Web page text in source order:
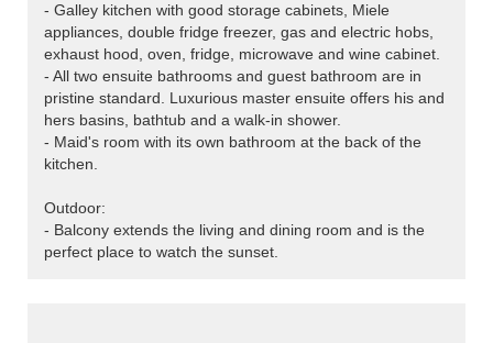
- Galley kitchen with good storage cabinets, Miele
appliances, double fridge freezer, gas and electric hobs,
exhaust hood, oven, fridge, microwave and wine cabinet.
- All two ensuite bathrooms and guest bathroom are in
pristine standard. Luxurious master ensuite offers his and
hers basins, bathtub and a walk-in shower.
- Maid's room with its own bathroom at the back of the
kitchen.
Outdoor:
- Balcony extends the living and dining room and is the
perfect place to watch the sunset.